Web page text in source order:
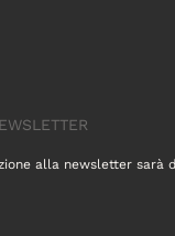
alla newsletter sarà